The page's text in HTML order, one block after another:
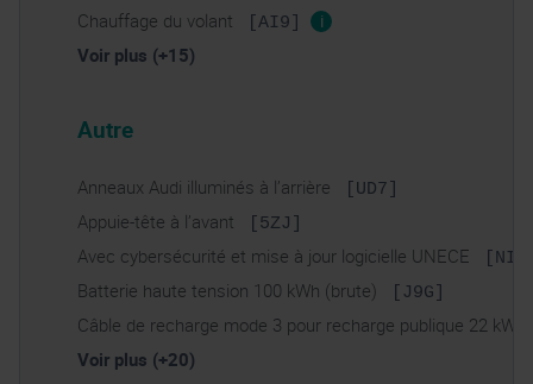
Chauffage du volant [AI9] i
Voir plus (+15)
Autre
Anneaux Audi illuminés à l’arrière [UD7]
Appuie-tête à l’avant [5ZJ]
Avec cybersécurité et mise à jour logicielle UNECE
Batterie haute tension 100 kWh (brute) [J9G]
Câble de recharge mode 3 pour recharge publique 22 kW
Voir plus (+20)